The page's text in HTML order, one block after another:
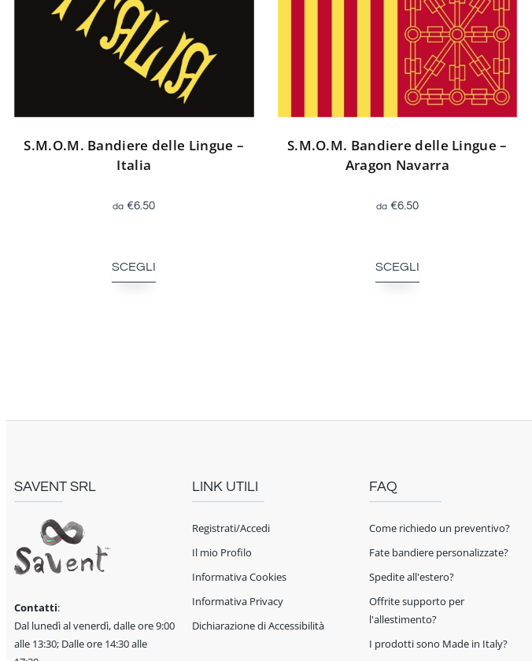
S.M.O.M. Bandiere delle Lingue –
Italia
€6.50
SCEGLI
S.M.O.M. Bandiere delle Lingue –
Aragon Navarra
€6.50
SCEGLI
SAVENT SRL
Contatti:
Dal lunedì al venerdì, dalle ore 9:00
alle 13:30; Dalle ore 14:30 alle
LINK UTILI
Registrati/Accedi
Il mio Profilo
Informativa Cookies
Informativa Privacy
Dichiarazione di Accessibilità
FAQ
Come richiedo un preventivo?
Fate bandiere personalizzate?
Spedite all'estero?
Offrite supporto per
l'allestimento?
I prodotti sono Made in Italy?